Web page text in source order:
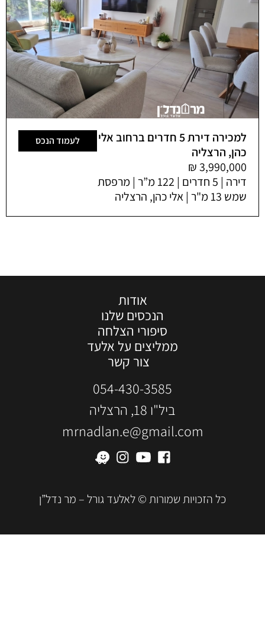
למכירה דירת 5 חדרים ברחוב אלי
כהן, הרצליה
דירה | 5 חדרים | 122 מ”ר | מרפסת
שמש 13 מ"ר | אלי כהן, הרצליה
לעמוד הנכס
אודות
הנכסים שלנו
סיפורי הצלחה
ממליצים על אלעד
צור קשר
054-430-3585
ביל"ו 18, הרצליה
mrnadlan.e@gmail.com
כל הזכויות שמורות © לאלעד גורל – מר נדל”ן